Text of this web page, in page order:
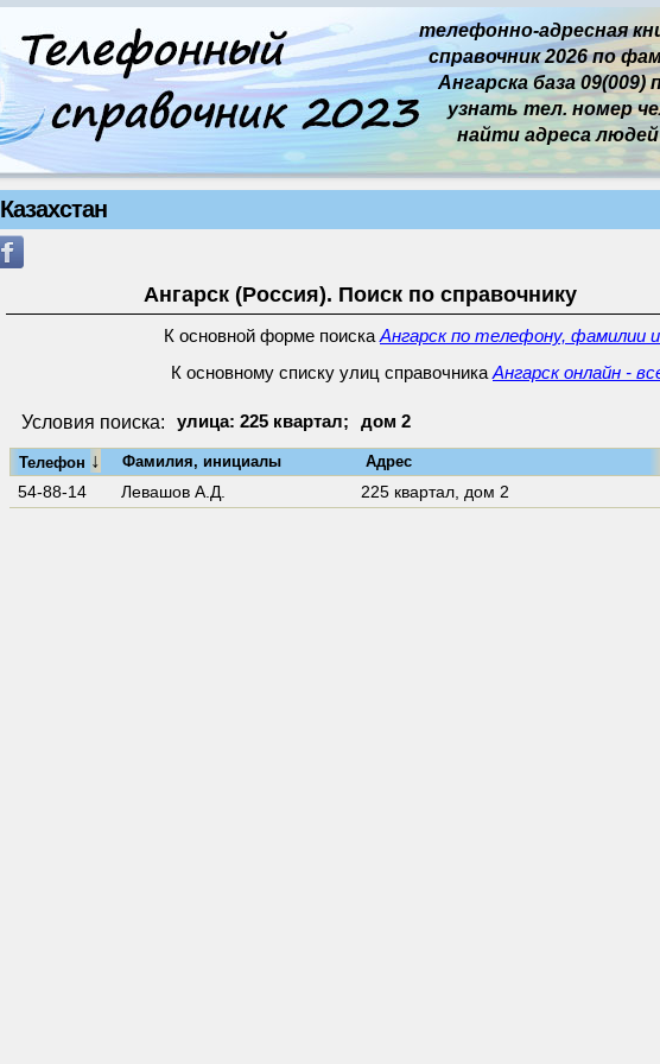
телефонно-адресная
справочник 2026 по
Ангарска база 09(009)
узнать тел. номер
найти адреса людей
Казахстан
Ангарск (Россия). Поиск по справочнику
К основной форме поиска Ангарск по телефону, фамилии
К основному списку улиц справочника Ангарск онлайн -
Условия поиска: улица: 225 квартал; дом 2
Телефон ↓ Фамилия, инициалы Адрес
54-88-14 Левашов А.Д. 225 квартал, дом 2